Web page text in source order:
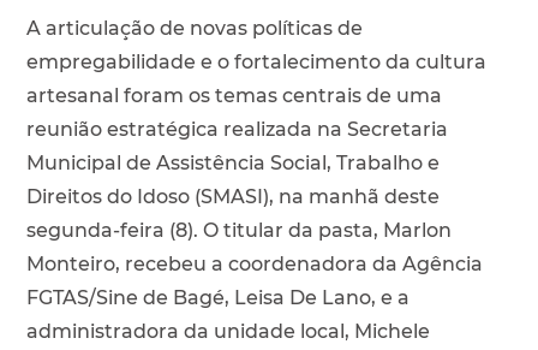
A articulação de novas políticas de
empregabilidade e o fortalecimento da cultura
artesanal foram os temas centrais de uma
reunião estratégica realizada na Secretaria
Municipal de Assistência Social, Trabalho e
Direitos do Idoso (SMASI), na manhã deste
segunda-feira (8). O titular da pasta, Marlon
Monteiro, recebeu a coordenadora da Agência
FGTAS/Sine de Bagé, Leisa De Lano, e a
administradora da unidade local, Michele